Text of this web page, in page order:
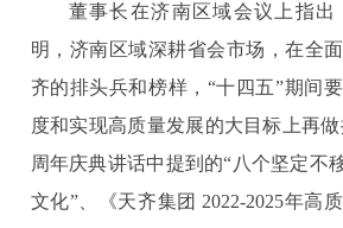
董事长在济南区域会议上指出
明，济南区域深耕省会市场，在全
齐的排头兵和榜样，“十四五”期间
度和实现高质量发展的大目标上再
周年庆典讲话中提到的“八个坚定不
文化”、《天齐集团 2022-2025年高